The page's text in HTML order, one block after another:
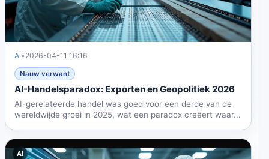
Ai• 2026-04-11 16:16
Nauw verwant
AI-Handelsparadox: Exporten en Geopolitiek 2026
AI-gerelateerde handel was goed voor een derde van de
wereldwijde groei in 2025, wat een paradox creëert waar...
Ai